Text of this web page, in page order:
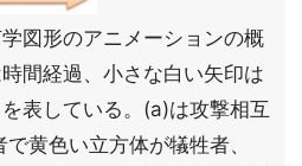
図形のアニメーションの概
間経過、小さな白い矢印は
表している。(a)は攻撃相互
黄色い立方体が犠牲者、